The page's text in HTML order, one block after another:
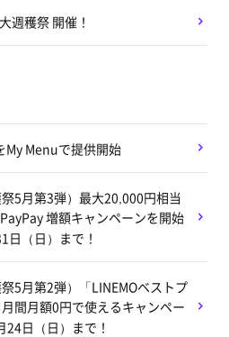
週穫祭 開催！
My Menuで提供開始
祭5月第3弾）最大20,000円相当
増額キャンペーンを開始
日（日）まで！
祭5月第2弾）「LINEMOベストプ
間月額0円で使えるキャンペー
24日（日）まで！